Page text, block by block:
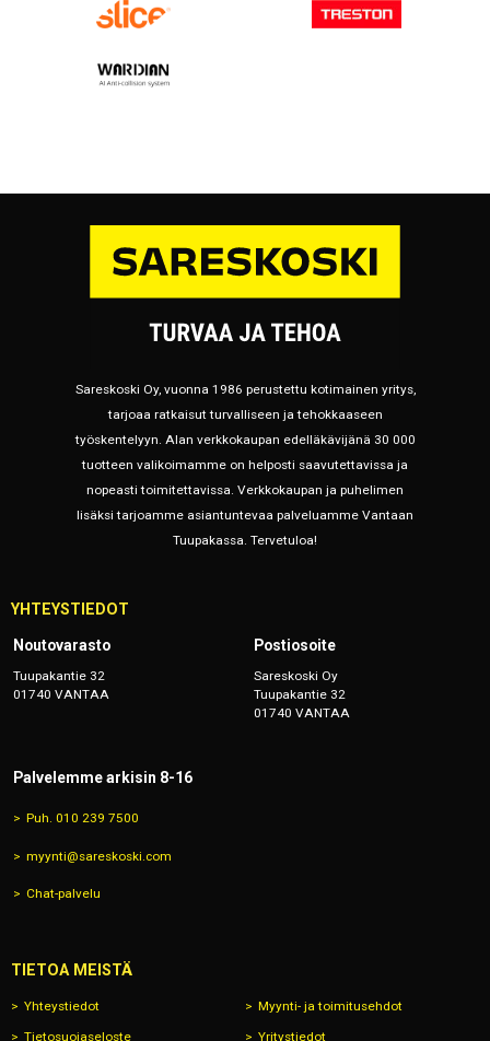
Sareskoski Oy, vuonna 1986 perustettu kotimainen yritys,
tarjoaa ratkaisut turvalliseen ja tehokkaaseen
työskentelyyn. Alan verkkokaupan edelläkävijänä 30 000
tuotteen valikoimamme on helposti saavutettavissa ja
nopeasti toimitettavissa. Verkkokaupan ja puhelimen
lisäksi tarjoamme asiantuntevaa palveluamme Vantaan
Tuupakassa. Tervetuloa!
YHTEYSTIEDOT
Noutovarasto
Tuupakantie 32
01740 VANTAA
Postiosoite
Sareskoski Oy
Tuupakantie 32
01740 VANTAA
Palvelemme arkisin 8-16
Puh. 010 239 7500
myynti@sareskoski.com
Chat-palvelu
TIETOA MEISTÄ
Yhteystiedot Myynti- ja toimitusehdot
Tietosuojaseloste Yritystiedot